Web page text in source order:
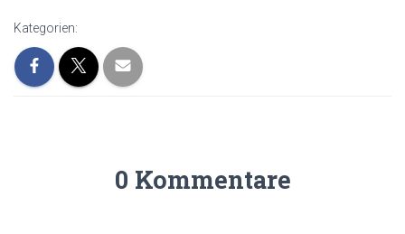
Kategorien:
0 Kommentare